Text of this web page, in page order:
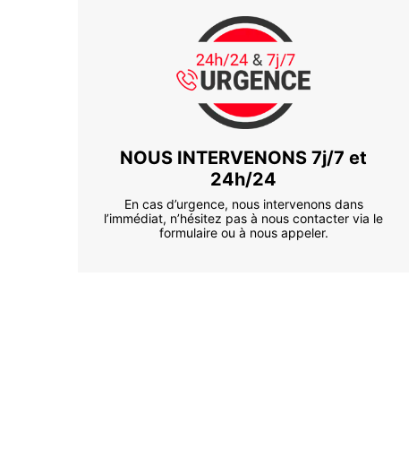
NOUS INTERVENONS 7j/7 et
24h/24
En cas d’urgence, nous intervenons dans
l’immédiat, n’hésitez pas à nous contacter via le
formulaire ou à nous appeler.